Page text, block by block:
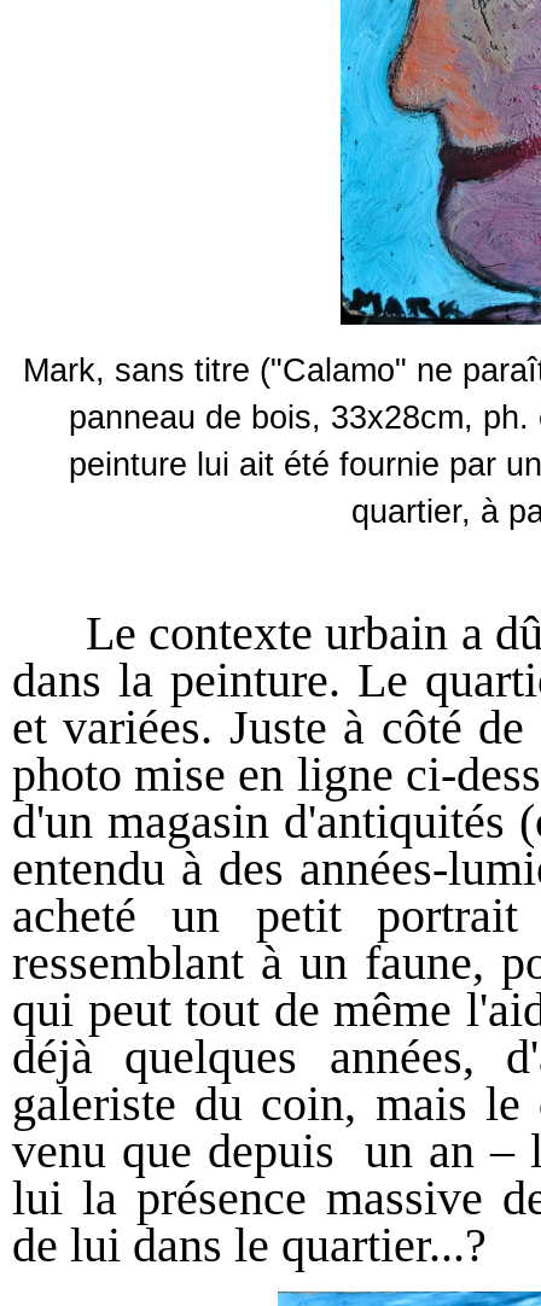
Mark, sans titre ("Calamo" ne
panneau de bois, 33x28cm,
peinture lui ait été fournie par
quartier, à
Le contexte urbain a dû
dans la peinture. Le
et variées. Juste à côté
photo mise en ligne ci-
d'un magasin d'antiquités
entendu à des années-
acheté un petit portrait
ressemblant à un faune,
qui peut tout de même
déjà quelques années,
galeriste du coin, mais le
venu que depuis un an –
lui la présence massive
de lui dans le quartier...?